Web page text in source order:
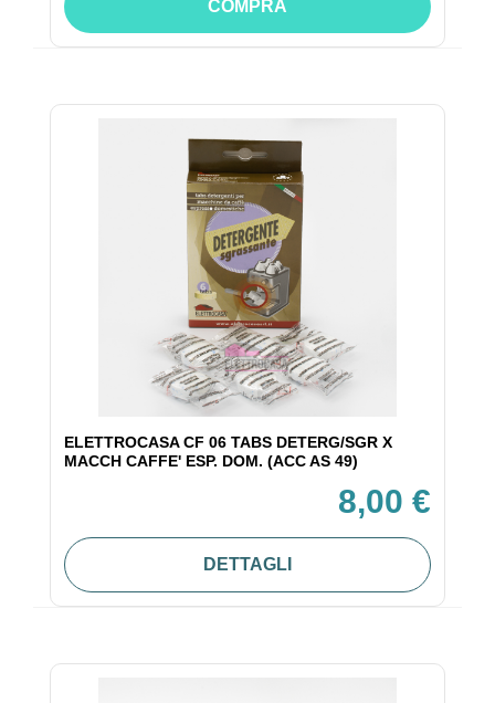
COMPRA
ELETTROCASA CF 06 TABS DETERG/SGR X
MACCH CAFFE' ESP. DOM. (ACC AS 49)
8,00 €
DETTAGLI